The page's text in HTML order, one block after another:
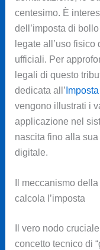
centesimo. È
dell’imposta di
legate all’uso
ufficiali. Per
legali di questo
dedicata all’
vengono illustrati i
applicazione nel
nascita fino alla
digitale.
Il meccanismo
calcola l’imposta
Il vero nodo
concetto tecnico di